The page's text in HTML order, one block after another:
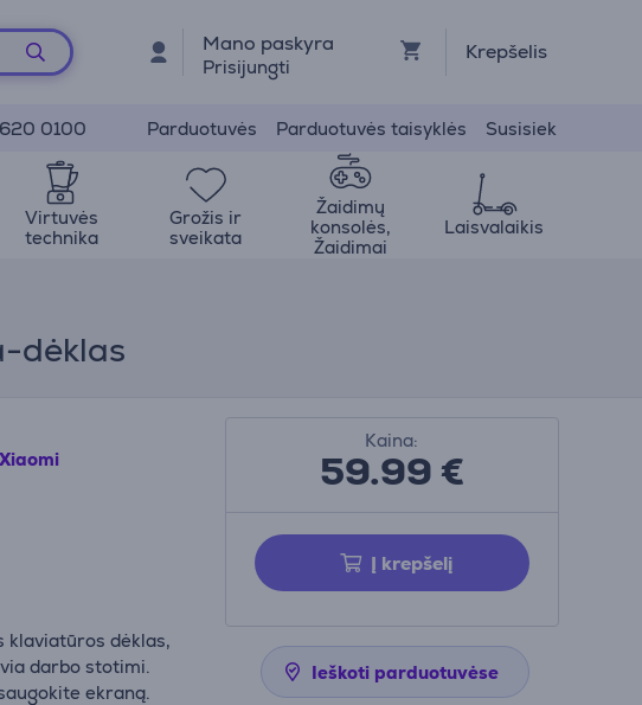
Mano paskyra
Prisijungti
Krepšelis
0100 Parduotuvės Parduotuvės taisyklės Susisiek
Virtuvės
technika
Grožis ir
sveikata
Žaidimų
konsolės,
Žaidimai
Laisvalaikis
dėklas
Xiaomi
klaviatūros dėklas,
darbo stotimi.
ekraną.
Kaina:
59.99€
Į krepšelį
Ieškoti parduotuvėse